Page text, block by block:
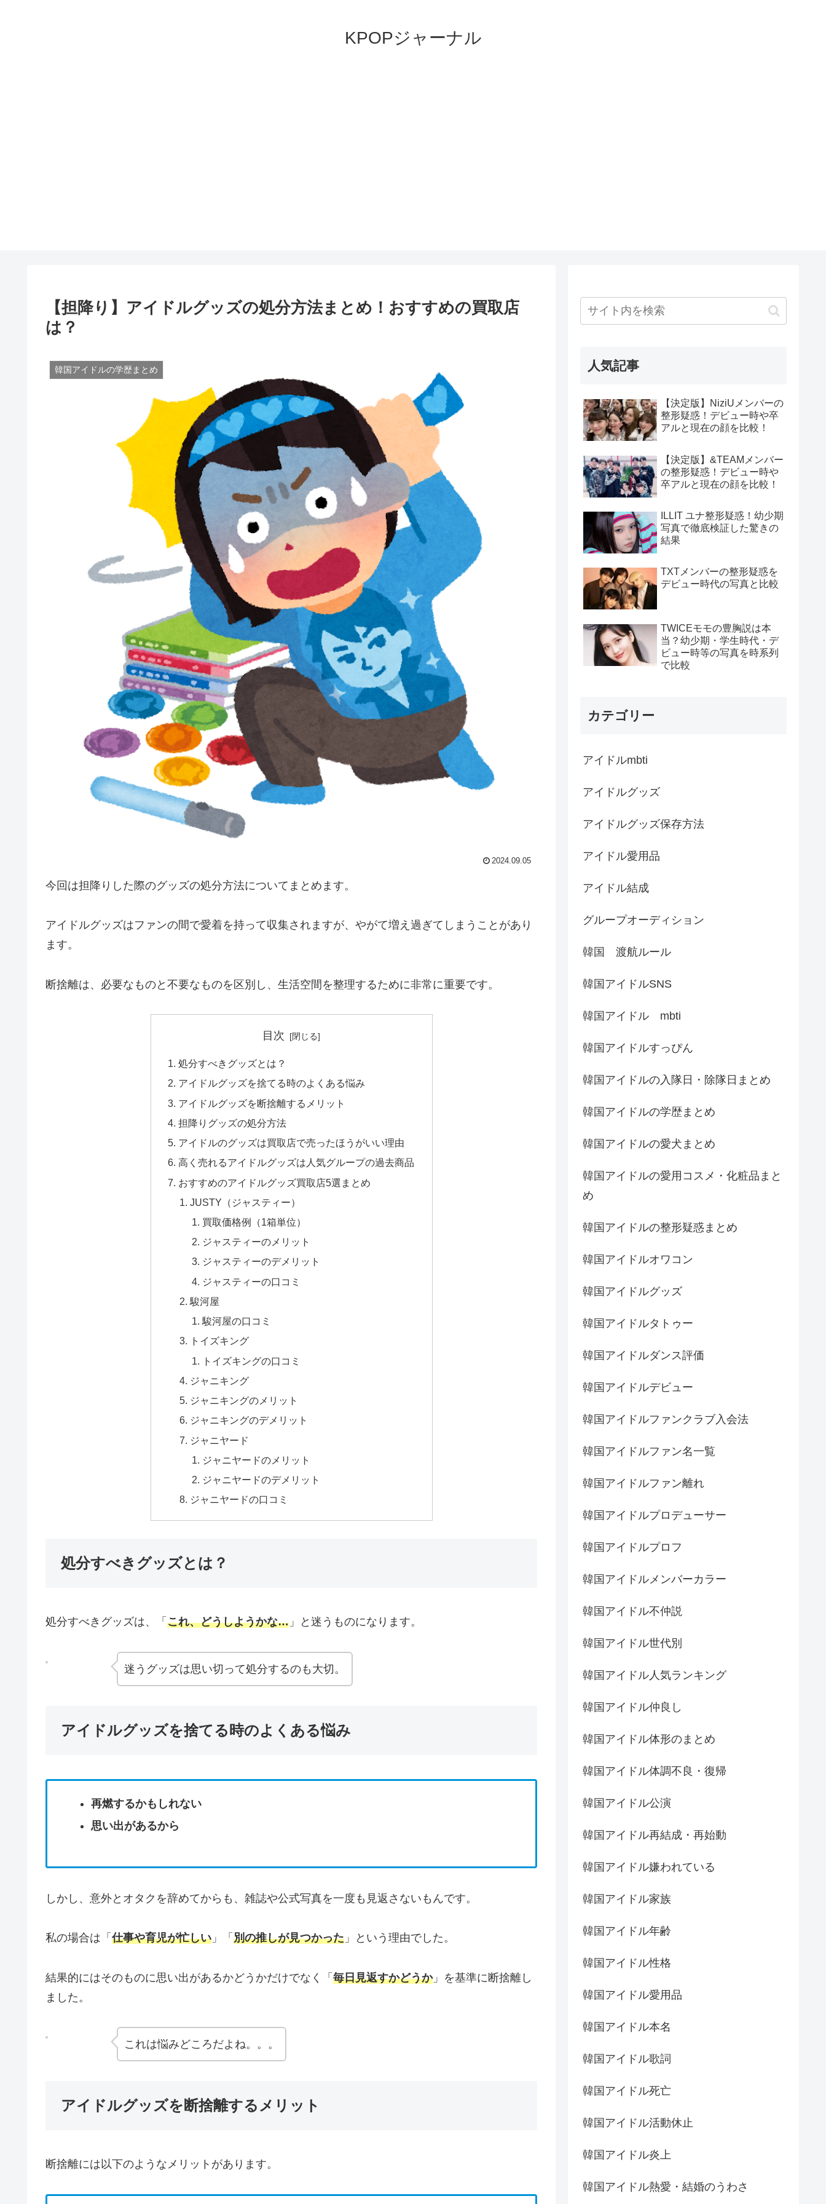
KPOPジャーナル
【担降り】アイドルグッズの処分方法まとめ！おすすめの買取店
は？
韓国アイドルの学歴まとめ
2024.09.05
今回は担降りした際のグッズの処分方法についてまとめます。
アイドルグッズはファンの間で愛着を持って収集されますが、やがて増え過ぎてしまうことがあり
ます。
断捨離は、必要なものと不要なものを区別し、生活空間を整理するために非常に重要です。
目次
処分すべきグッズとは？
アイドルグッズを捨てる時のよくある悩み
アイドルグッズを断捨離するメリット
担降りグッズの処分方法
アイドルのグッズは買取店で売ったほうがいい理由
高く売れるアイドルグッズは人気グループの過去商品
おすすめのアイドルグッズ買取店5選まとめ
JUSTY（ジャスティー）
買取価格例（1箱単位）
ジャスティーのメリット
ジャスティーのデメリット
ジャスティーの口コミ
駿河屋
駿河屋の口コミ
トイズキング
トイズキングの口コミ
ジャニキング
ジャニキングのメリット
ジャニキングのデメリット
ジャニヤード
ジャニヤードのメリット
ジャニヤードのデメリット
ジャニヤードの口コミ
処分すべきグッズとは？
処分すべきグッズは、「 これ、どうしようかな… 」と迷うものになります。
迷うグッズは思い切って処分するのも大切。
アイドルグッズを捨てる時のよくある悩み
再燃するかもしれない
思い出があるから
しかし、意外とオタクを辞めてからも、雑誌や公式写真を一度も見返さないもんです。
私の場合は「 仕事や育児が忙しい 」「 別の推しが見つかった 」という理由でした。
結果的にはそのものに思い出があるかどうかだけでなく「 毎日見返すかどうか」を基準に断捨離し
ました。
これは悩みどころだよね。。。
アイドルグッズを断捨離するメリット
断捨離には以下のようなメリットがあります。
人気記事
【決定版】NiziUメンバーの
整形疑惑！デビュー時や卒
アルと現在の顔を比較！
【決定版】&TEAMメンバー
の整形疑惑！デビュー時や
卒アルと現在の顔を比較！
ILLIT ユナ整形疑惑！幼少期
写真で徹底検証した驚きの
結果
TXTメンバーの整形疑惑を
デビュー時代の写真と比較
TWICEモモの豊胸説は本
当？幼少期・学生時代・デ
ビュー時等の写真を時系列
で比較
カテゴリー
アイドルmbti
アイドルグッズ
アイドルグッズ保存方法
アイドル愛用品
アイドル結成
グループオーディション
韓国 渡航ルール
韓国アイドルSNS
韓国アイドル mbti
韓国アイドルすっぴん
韓国アイドルの入隊日・除隊日まとめ
韓国アイドルの学歴まとめ
韓国アイドルの愛犬まとめ
韓国アイドルの愛用コスメ・化粧品まと
め
韓国アイドルの整形疑惑まとめ
韓国アイドルオワコン
韓国アイドルグッズ
韓国アイドルタトゥー
韓国アイドルダンス評価
韓国アイドルデビュー
韓国アイドルファンクラブ入会法
韓国アイドルファン名一覧
韓国アイドルファン離れ
韓国アイドルプロデューサー
韓国アイドルプロフ
韓国アイドルメンバーカラー
韓国アイドル不仲説
韓国アイドル世代別
韓国アイドル人気ランキング
韓国アイドル仲良し
韓国アイドル体形のまとめ
韓国アイドル体調不良・復帰
韓国アイドル公演
韓国アイドル再結成・再始動
韓国アイドル嫌われている
韓国アイドル家族
韓国アイドル年齢
韓国アイドル性格
韓国アイドル愛用品
韓国アイドル本名
韓国アイドル歌詞
韓国アイドル死亡
韓国アイドル活動休止
韓国アイドル炎上
韓国アイドル熱愛・結婚のうわさ